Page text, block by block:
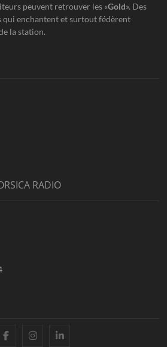
peuvent retrouver les «Gold». Des
enchantent et surtout fédèrent
la station.
RADIO
facebookinstagram
linkedin